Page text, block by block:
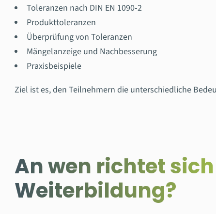
Toleranzen nach DIN EN 1090-2
Produkttoleranzen
Überprüfung von Toleranzen
Mängelanzeige und Nachbesserung
Praxisbeispiele
Ziel ist es, den Teilnehmern die unterschiedliche
An wen richtet
Weiterbildung?